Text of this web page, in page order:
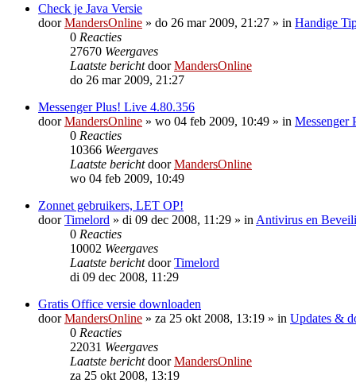
Check je Java Versie
doorMandersOnline » do 26 mar 2009, 21:27 » in Handige
0 Reacties
27670 Weergaves
Laatste berichtdoorMandersOnline
do 26 mar 2009, 21:27
Messenger Plus! Live 4.80.356
doorMandersOnline » wo 04 feb 2009, 10:49 » in Messenger
0 Reacties
10366 Weergaves
Laatste berichtdoorMandersOnline
wo 04 feb 2009, 10:49
Zonnet gebruikers, LET OP!
doorTimelord » di 09 dec 2008, 11:29 » in Antivirus en
0 Reacties
10002 Weergaves
Laatste berichtdoorTimelord
di 09 dec 2008, 11:29
Gratis Office versie downloaden
doorMandersOnline » za 25 okt 2008, 13:19 » in Updates &
0 Reacties
22031 Weergaves
Laatste berichtdoorMandersOnline
za 25 okt 2008, 13:19